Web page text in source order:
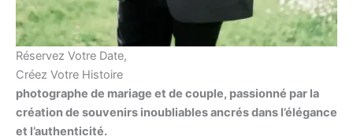
Réservez Votre Date,
Créez Votre Histoire
photographe de mariage et de couple, passionné par la
création de souvenirs inoubliables ancrés dans l’élégance
et l’authenticité.